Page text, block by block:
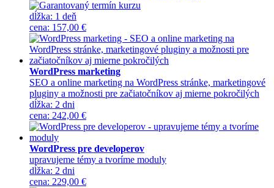
dĺžka: 1 deň
cena: 157,00 €
WordPress marketing
SEO a online marketing na WordPress stránke, marketingové
pluginy a možnosti pre začiatočníkov aj mierne pokročilých
dĺžka: 2 dni
cena: 242,00 €
WordPress pre developerov
upravujeme témy a tvoríme moduly
dĺžka: 2 dni
cena: 229,00 €